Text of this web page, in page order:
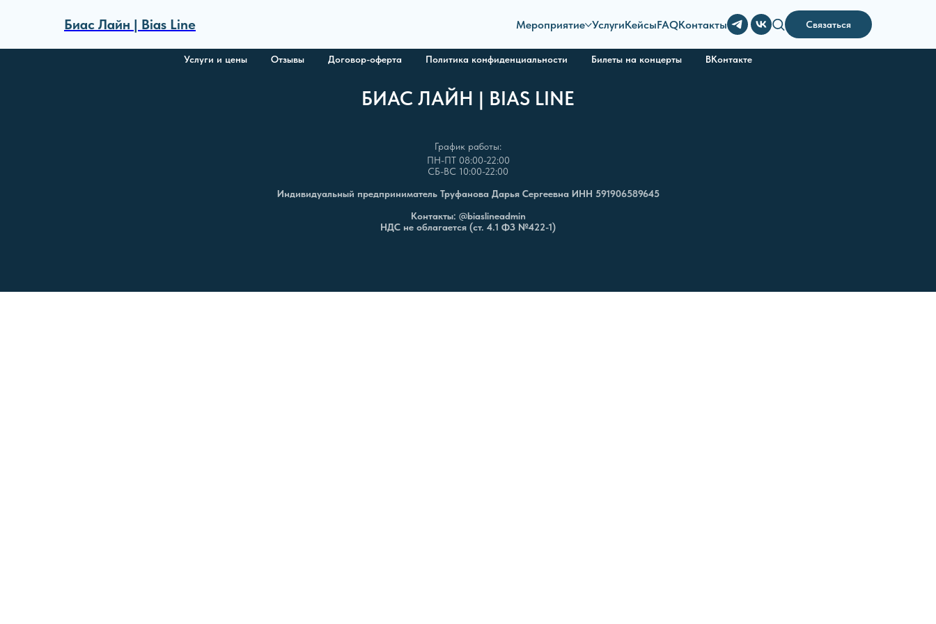
Биас Лайн | Bias Line Мероприятие УслугиКейсыFAQКонтакты Связаться
Услуги и цены Отзывы Договор-оферта Политика конфиденциальности Билеты на концерты ВКонтакте
БИАС ЛАЙН | BIAS LINE
График работы:
ПН-ПТ 08:00-22:00
СБ-ВС 10:00-22:00
Индивидуальный предприниматель Труфанова Дарья Сергеевна ИНН 591906589645
Контакты: @biaslineadmin
НДС не облагается (ст. 4.1 ФЗ №422-1)